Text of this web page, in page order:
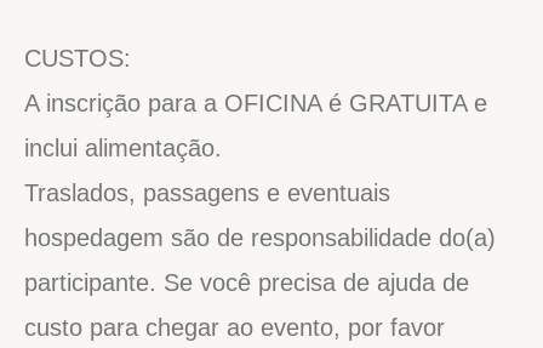
CUSTOS:
A inscrição para a OFICINA é GRATUITA e
inclui alimentação.
Traslados, passagens e eventuais
hospedagem são de responsabilidade do(a)
participante. Se você precisa de ajuda de
custo para chegar ao evento, por favor